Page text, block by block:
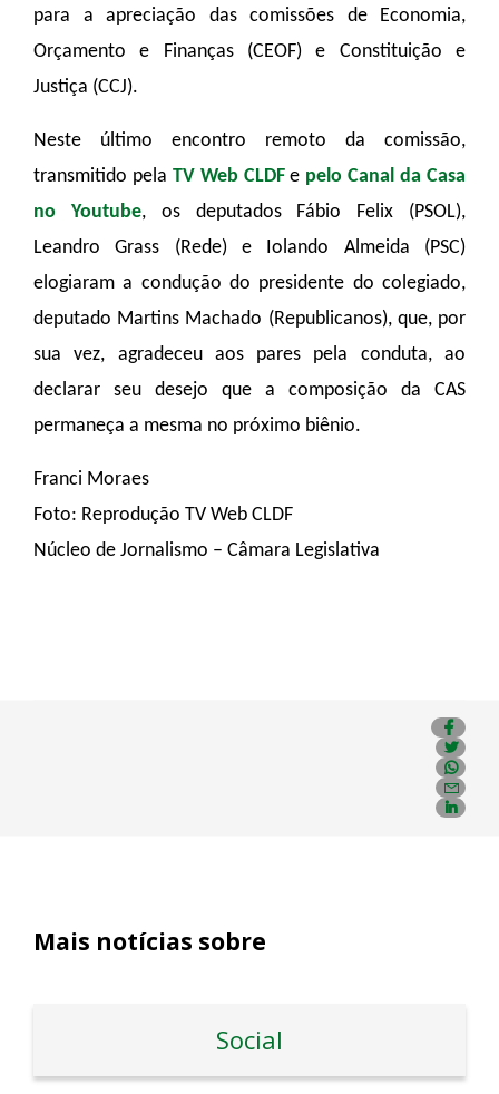
para a apreciação das comissões de Economia,
Orçamento e Finanças (CEOF) e Constituição e
Justiça (CCJ).
Neste último encontro remoto da comissão,
transmitido pela TV Web CLDFe pelo Canal da Casa
no Youtube, os deputados Fábio Felix (PSOL),
Leandro Grass (Rede) e Iolando Almeida (PSC)
elogiaram a condução do presidente do colegiado,
deputado Martins Machado (Republicanos), que, por
sua vez, agradeceu aos pares pela conduta, ao
declarar seu desejo que a composição da CAS
permaneça a mesma no próximo biênio.
Franci Moraes
Foto: Reprodução TV Web CLDF
Núcleo de Jornalismo – Câmara Legislativa
Mais notícias sobre
Social